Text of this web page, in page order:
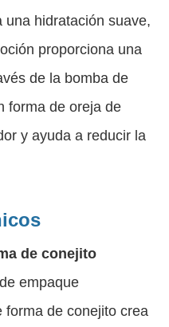
hidratación suave,
proporciona una
de la bomba de
forma de oreja de
y ayuda a reducir la
de conejito
empaque
forma de conejito crea